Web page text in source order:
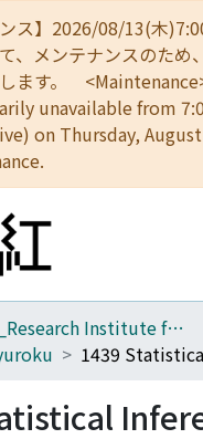
ンス】2026/08/13(木
、メンテナンスのため
ます。
unavailable from
on Thursday,
400_Research Institute for Mathematical Sciences